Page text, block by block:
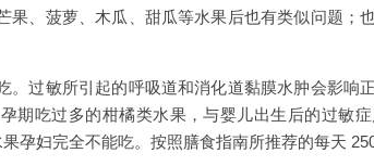
果、菠萝、木瓜、甜瓜等水果后也有类似问题；
。过敏所引起的呼吸道和消化道黏膜水肿会影响
期吃过多的柑橘类水果，与婴儿出生后的过敏
孕妇完全不能吃。按照膳食指南所推荐的每天